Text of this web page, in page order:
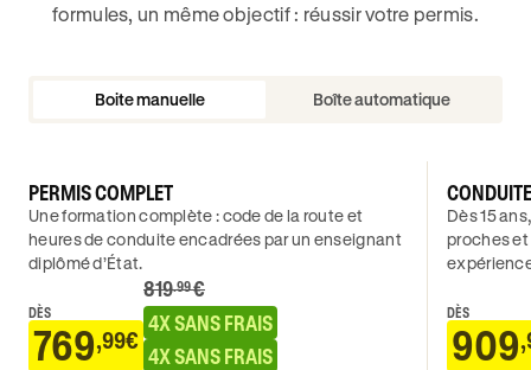
formules, un même objectif : réussir votre permis.
Boite manuelle Boîte automatique
PERMIS COMPLET
Une formation complète : code de la route et
heures de conduite encadrées par un enseignant
diplômé d’État.
DÈS
769,99€
819 .99€
4X SANS FRAIS
4X SANS FRAIS
Dès 15
proches
DÈS
909